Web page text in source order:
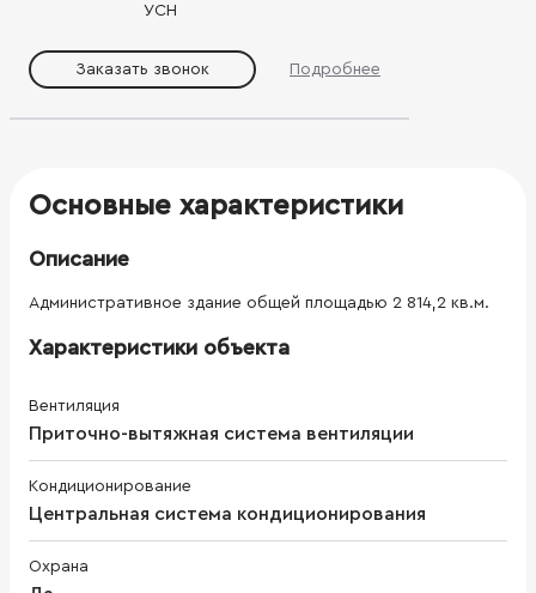
УСН
Заказать звонок Подробнее
Основные характеристики
Описание
Административное здание общей площадью 2 814,2 кв.м.
Характеристики объекта
Вентиляция
Приточно-вытяжная система вентиляции
Кондиционирование
Центральная система кондиционирования
Охрана